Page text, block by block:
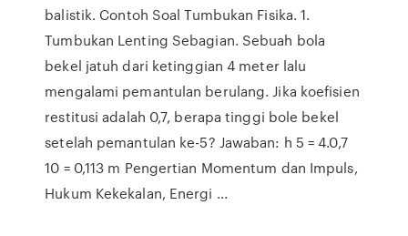
balistik. Contoh Soal Tumbukan Fisika. 1.
Tumbukan Lenting Sebagian. Sebuah bola
bekel jatuh dari ketinggian 4 meter lalu
mengalami pemantulan berulang. Jika koefisien
restitusi adalah 0,7, berapa tinggi bole bekel
setelah pemantulan ke-5? Jawaban: h 5 = 4.0,7
10 = 0,113 m Pengertian Momentum dan Impuls,
Hukum Kekekalan, Energi ...